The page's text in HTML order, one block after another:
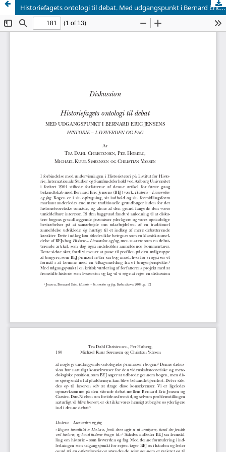
Historiefagets ontologi til debat. Med udgangspunkt i Bernard Eric Jensens Historie - Livsverden og fag